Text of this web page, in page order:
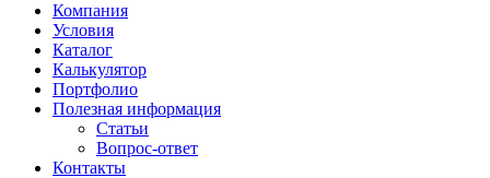
Компания
Условия
Каталог
Калькулятор
Портфолио
Полезная информация
Статьи
Вопрос-ответ
Контакты